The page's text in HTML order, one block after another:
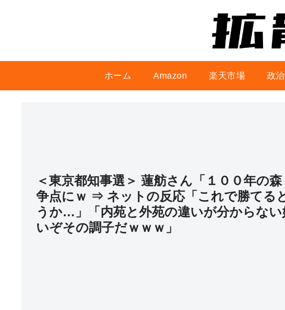
ホーム Amazon 楽天市場 政治
＜東京都知事選＞ 蓮舫さん「１００年の
争点にｗ ⇒ ネットの反応「これで勝てる
うか…」「内苑と外苑の違いが分からな
いぞその調子だｗｗｗ」